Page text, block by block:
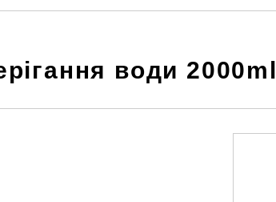
води 2000ml